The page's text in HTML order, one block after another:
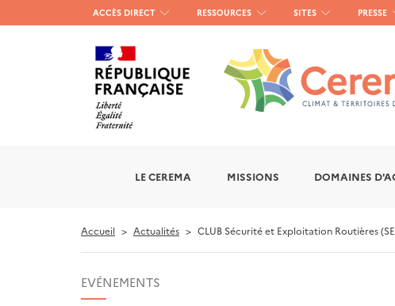
Menu
haut
gauche
ACCÈS DIRECT RESSOURCES SITES PRESSE
LE CEREMA MISSIONS DOMAINES
Accueil Actualités CLUB Sécurité et Exploitation Routières
EVÉNEMENTS